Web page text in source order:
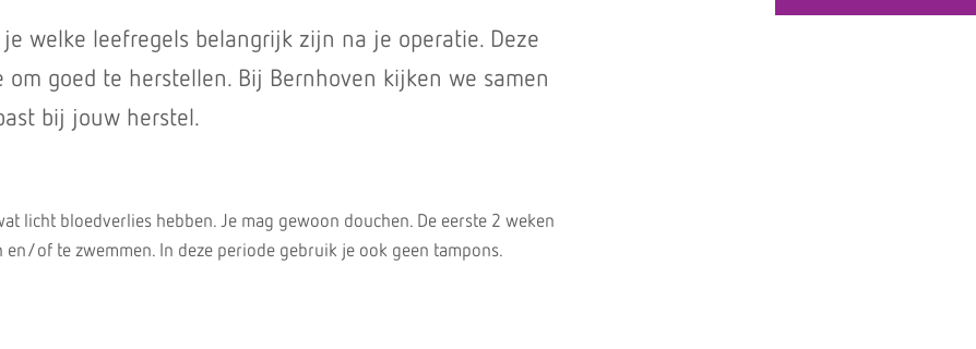
je welke leefregels belangrijk zijn na je operatie. Deze
om goed te herstellen. Bij Bernhoven kijken we samen
bij jouw herstel.
licht bloedverlies hebben. Je mag gewoon douchen. De eerste 2 weken
en/of te zwemmen. In deze periode gebruik je ook geen tampons.